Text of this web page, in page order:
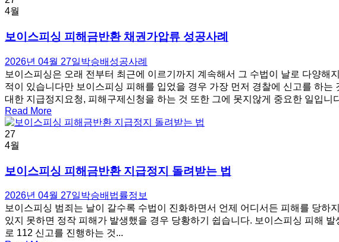
4월
보이스피싱 피해금반환 채권가압류 성공사례
2026년 04월 27일박승배 성공사례
보이스피싱은 오래 전부터 최근에 이르기까지 계속해서 그 수법이 날로 다양
적이 있습니다만 보이스피싱 피해를 입었을 경우 가장 먼저 경찰에 신고를 하
대한 지급정지요청, 피해구제신청을 하는 것 또한 그에 못지않게 중요한 일입니
Read More
27
4월
보이스피싱 피해금반환 지급정지 돌려받는 법
2026년 04월 27일박승배 법률정보
보이스피싱 범죄는 날이 갈수록 수법이 진화하면서 언제 어디서든 피해를 당
있지 못하면 정작 피해가 발생했을 경우 당황하기 쉽습니다. 보이스피싱 피해
로 112 신고를 진행하는 것...